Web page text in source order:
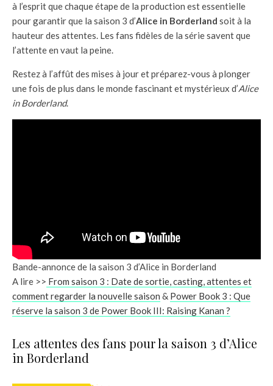
à l’esprit que chaque étape de la production est essentielle
pour garantir que la saison 3 d’Alice in Borderland soit à la
hauteur des attentes. Les fans fidèles de la série savent que
l’attente en vaut la peine.
Restez à l’affût des mises à jour et préparez-vous à plonger
une fois de plus dans le monde fascinant et mystérieux d’Alice
in Borderland.
Bande-annonce de la saison 3 d’Alice in Borderland
A lire >> From saison 3 : Date de sortie, casting, attentes et
comment regarder la nouvelle saison & Power Book 3 : Que
réserve la saison 3 de Power Book III: Raising Kanan ?
Les attentes des fans pour la saison 3 d’Alice
in Borderland